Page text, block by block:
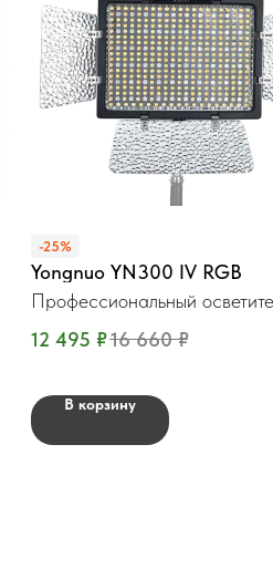
-25%
Yongnuo YN300 IV RGB
Профессиональный
12 495 ₽16 660 ₽
В корзину